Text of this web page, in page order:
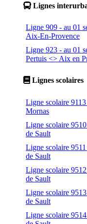
Lignes
Ligne 909 - au 01
Aix-En-Provence
Ligne 923 - au 01
Pertuis <> Aix en
Lignes scolaires
Ligne scolaire
Mornas
Ligne scolaire
de Sault
Ligne scolaire
de Sault
Ligne scolaire
de Sault
Ligne scolaire
de Sault
Ligne scolaire